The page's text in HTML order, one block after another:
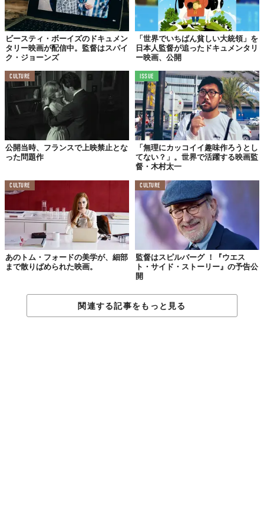
久志紀里谷さんは家業とは違う、写真とアートの世界に飛
び込んだわけですが、そういった教育を施されたのですか？
紀里谷
うちは放任主義なので、強制されてやったことは何
一つないんです。もちろん礼儀作法とか、約束を守ることな
どは非常に厳しかったのですが、勉強などに関しては特に何
も言われませんでした。ただ応援はしてくれましたよ。15歳
でアメリカに行きたいと言ったときには応援してサポートし
てくれましたし。
15歳で親元を離れるときに父に言われたのは、「信用するし
かない」ということ。今と違ってSkypeもないし国際電話も
高い時代です。「手の届かない場所にいるのだから、お前の
ことを信じるしかないし、もう何も言えない」と言われまし
た。干渉されたことはまずありません。
久志温かく見守られていた感じでしょうか。喧嘩などはし
ましたか。
紀里谷非常に恵まれていたと思います。もちろん喧嘩はし
ました。殴り合いはないですが、両親ともに口論になったこ
とは何度もあります。ただ、それは根源的なことではないで
ビースティ・ボーイズのドキュメン
タリー映画が配信中。監督はスパイ
ク・ジョーンズ
「世界でいちばん貧しい大統領」を
日本人監督が追ったドキュメンタリ
ー映画、公開
CULTURE
公開当時、フランスで上映禁止とな
った問題作
ISSUE
「無理にカッコイイ趣味作ろうとし
てない？」。世界で活躍する映画監
督・木村太一
CULTURE
あのトム・フォードの美学が、細部
まで散りばめられた映画。
CULTURE
監督はスピルバーグ ！『ウエス
ト・サイド・ストーリー』の予告公
開
関連する記事をもっと見る